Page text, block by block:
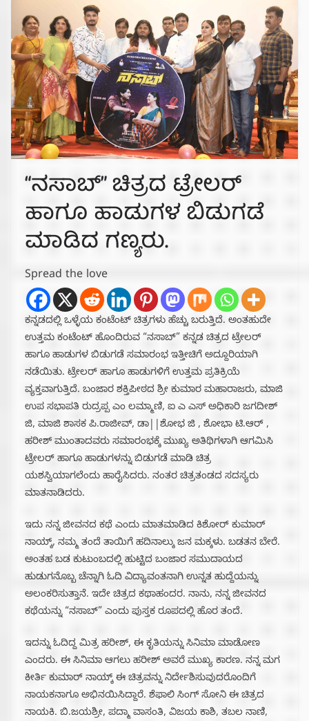
“ನಸಾಬ್” ಚಿತ್ರದ ಟ್ರೇಲರ್
ಹಾಗೂ ಹಾಡುಗಳ ಬಿಡುಗಡೆ
ಮಾಡಿದ ಗಣ್ಯರು.
Spread the love
ಕನ್ನಡದಲ್ಲಿ ಒಳ್ಳೆಯ ಕಂಟೆಂಟ್ ಚಿತ್ರಗಳು ಹೆಚ್ಚು ಬರುತ್ತಿದೆ. ಅಂತಹುದೇ
ಉತ್ತಮ‌ ಕಂಟೆಂಟ್ ಹೊಂದಿರುವ “ನಸಾಬ್” ಕನ್ನಡ ಚಿತ್ರದ ಟ್ರೇಲರ್
ಹಾಗೂ ಹಾಡುಗಳ ಬಿಡುಗಡೆ ಸಮಾರಂಭ ಇತ್ತೀಚಿಗೆ ಅದ್ದೂರಿಯಾಗಿ
ನಡೆಯಿತು. ಟ್ರೇಲರ್ ಹಾಗೂ ಹಾಡುಗಳಿಗೆ ಉತ್ತಮ ಪ್ರತಿಕ್ರಿಯೆ
ವ್ಯಕ್ತವಾಗುತ್ತಿದೆ. ಬಂಜಾರ ಶಕ್ತಿಪೀಠದ ಶ್ರೀ ಕುಮಾರ ಮಹಾರಾಜರು, ಮಾಜಿ
ಉಪ ಸಭಾಪತಿ ರುದ್ರಪ್ಪ ಎಂ ಲಮ್ಮಾಣಿ, ಐ ಎ ಎಸ್ ಅಧಿಕಾರಿ ಜಗದೀಶ್
ಜಿ, ಮಾಜಿ ಶಾಸಕ ಪಿ.ರಾಜೀವ್, ಡಾ||ಶೋಭ ಜಿ , ಶೋಭಾ ಟಿ.ಆರ್ ,
ಹರೀಶ್ ಮುಂತಾದವರು ಸಮಾರಂಭಕ್ಕೆ ಮುಖ್ಯ ಅತಿಥಿಗಳಾಗಿ ಆಗಮಿಸಿ
ಟ್ರೇಲರ್ ಹಾಗೂ ಹಾಡುಗಳನ್ನು ಬಿಡುಗಡೆ ಮಾಡಿ ಚಿತ್ರ
ಯಶಸ್ವಿಯಾಗಲೆಂದು ಹಾರೈಸಿದರು. ನಂತರ ಚಿತ್ರತಂಡದ ಸದಸ್ಯರು
ಮಾತನಾಡಿದರು.
ಇದು ನನ್ನ ಜೀವನದ ‌ಕಥೆ ಎಂದು ಮಾತಮಾಡಿದ ಕಿಶೋರ್ ಕುಮಾರ್
ನಾಯ್ಕ್, ನಮ್ಮ ತಂದೆ ತಾಯಿಗೆ ಹದಿನಾಲ್ಕು ಜನ ಮಕ್ಕಳು. ಬಡತನ ಬೇರೆ.
ಅಂತಹ ಬಡ ಕುಟುಂಬದಲ್ಲಿ ಹುಟ್ಟಿದ ಬಂಜಾರ ಸಮುದಾಯದ
ಹುಡುಗನೊಬ್ಬ ಚೆನ್ನಾಗಿ ಓದಿ ವಿದ್ಯಾವಂತನಾಗಿ ಉನ್ನತ ಹುದ್ದೆಯನ್ನು
ಅಲಂಕರಿಸುತ್ತಾನೆ‌.‌ ಇದೇ ಚಿತ್ರದ ಕಥಾಹಂದರ. ನಾನು, ನನ್ನ ಜೀವನದ
ಕಥೆಯನ್ನು “ನಸಾಬ್” ಎಂದು ಪುಸ್ತಕ ರೂಪದಲ್ಲಿ ಹೊರ ತಂದೆ.
ಇದನ್ನು ಓದಿದ್ದ ಮಿತ್ರ ಹರೀಶ್, ಈ ಕೃತಿಯನ್ನು ಸಿನಿಮಾ‌ ಮಾಡೋಣ
ಎಂದರು. ಈ ಸಿನಿಮಾ‌ ಆಗಲು ಹರೀಶ್ ಅವರೆ ಮುಖ್ಯ ಕಾರಣ. ನನ್ನ ಮಗ
ಕೀರ್ತಿ ಕುಮಾರ್ ನಾಯ್ಕ್ ಈ ಚಿತ್ರವನ್ನು ನಿರ್ದೇಶಿಸುವುದರೊಂದಿಗೆ
ನಾಯಕನಾಗೂ ಅಭಿನಯಿಸಿದ್ದಾರೆ. ಶೆಫಾಲಿ ಸಿಂಗ್ ಸೋನಿ ಈ ಚಿತ್ರದ
ನಾಯಕಿ.‌ ಬಿ.ಜಯಶ್ರೀ,‌ ಪದ್ಮಾ ವಾಸಂತಿ, ವಿಜಯ ಕಾಶಿ,‌ ತಬಲ ನಾಣಿ,